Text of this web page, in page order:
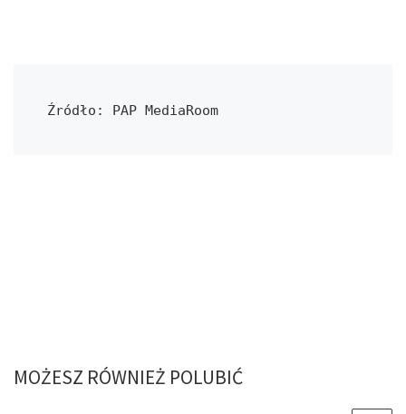
Źródło: PAP MediaRoom
MOŻESZ RÓWNIEŻ POLUBIĆ